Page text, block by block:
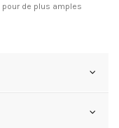
pour de plus amples